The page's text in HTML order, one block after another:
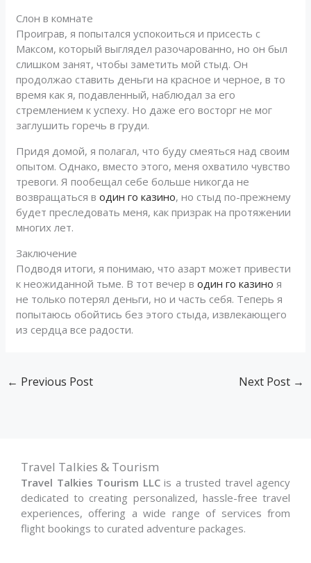
Слон в комнате
Проиграв, я попытался успокоиться и присесть с
Максом, который выглядел разочарованно, но он был
слишком занят, чтобы заметить мой стыд. Он
продолжао ставить деньги на красное и черное, в то
время как я, подавленный, наблюдал за его
стремлением к успеху. Но даже его восторг не мог
заглушить горечь в груди.
Придя домой, я полагал, что буду смеяться над своим
опытом. Однако, вместо этого, меня охватило чувство
тревоги. Я пообещал себе больше никогда не
возвращаться водин го казино, но стыд по-прежнему
будет преследовать меня, как призрак на протяжении
многих лет.
Заключение
Подводя итоги, я понимаю, что азарт может привести
к неожиданной тьме. В тот вечер водин го казино я
не только потерял деньги, но и часть себя. Теперь я
попытаюсь обойтись без этого стыда, извлекающего
из сердца все радости.
← Previous Post Next Post →
Travel Talkies & Tourism
Travel Talkies Tourism LLCis a trusted travel agency
dedicated to creating personalized, hassle-free travel
experiences, offering a wide range of services from
flight bookings to curated adventure packages.